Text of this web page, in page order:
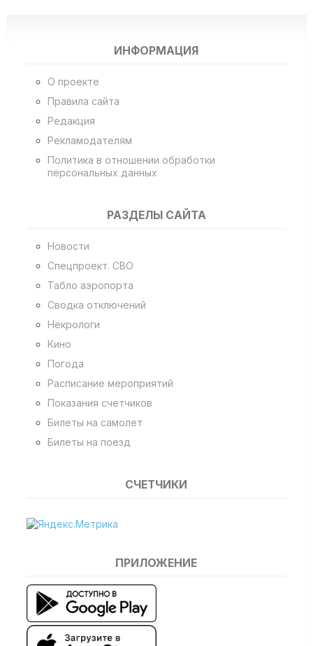
ИНФОРМАЦИЯ
О проекте
Правила сайта
Редакция
Рекламодателям
Политика в отношении обработки
персональных данных
РАЗДЕЛЫ САЙТА
Новости
Спецпроект. СВО
Табло аэропорта
Сводка отключений
Некрологи
Кино
Погода
Расписание мероприятий
Показания счетчиков
Билеты на самолет
Билеты на поезд
СЧЕТЧИКИ
ПРИЛОЖЕНИЕ